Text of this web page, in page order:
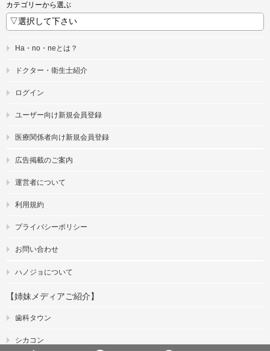
カテゴリーから選ぶ
Ha・no・neとは？
ドクター・衛生士紹介
ログイン
ユーザー向け新規会員登録
医療関係者向け新規会員登録
広告掲載のご案内
運営者について
利用規約
プライバシーポリシー
お問い合わせ
ハノジョについて
【姉妹メディアご紹介】
歯科タウン
シカコン